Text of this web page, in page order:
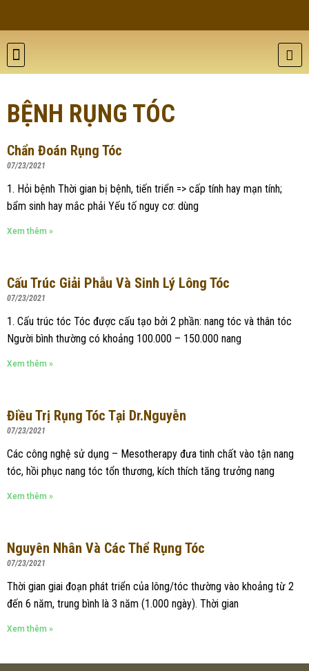
BỆNH RỤNG TÓC
Chẩn Đoán Rụng Tóc
07/23/2021
1. Hỏi bệnh Thời gian bị bệnh, tiến triển => cấp tính hay mạn tính;
bẩm sinh hay mắc phải Yếu tố nguy cơ: dùng
Xem thêm »
Cấu Trúc Giải Phẫu Và Sinh Lý Lông Tóc
07/23/2021
1. Cấu trúc tóc Tóc được cấu tạo bởi 2 phần: nang tóc và thân tóc
Người bình thường có khoảng 100.000 – 150.000 nang
Xem thêm »
Điều Trị Rụng Tóc Tại Dr.Nguyễn
07/23/2021
Các công nghệ sử dụng – Mesotherapy đưa tinh chất vào tận nang
tóc, hồi phục nang tóc tổn thương, kích thích tăng trưởng nang
Xem thêm »
Nguyên Nhân Và Các Thể Rụng Tóc
07/23/2021
Thời gian giai đoạn phát triển của lông/tóc thường vào khoảng từ 2
đến 6 năm, trung bình là 3 năm (1.000 ngày). Thời gian
Xem thêm »